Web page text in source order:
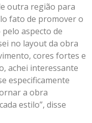
outra região para
fato de promover o
aspecto de
no layout da obra
cores fortes e
achei interessante
especificamente
a obra
estilo”, disse